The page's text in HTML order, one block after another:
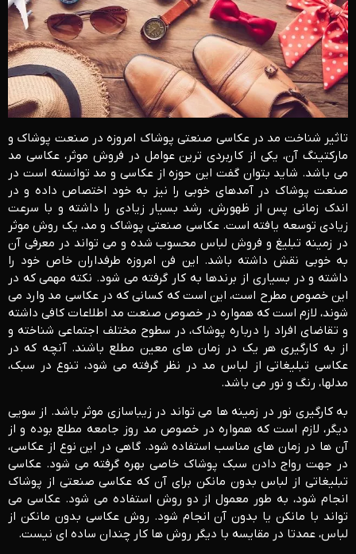
تاثیر شناخت مد در عکاسی صنعتی پوشاک امروزه در صنعت پوشاک و
مارکتینگ آن، یکی از کاربردی ترین عوامل در فروش موثر، عکاسی مد
می باشد. شاید بتوان گفت این حوزه از عکاسی و مد توانسته است در
صنعت پوشاک در آمدهای خوبی را نیز به خود اختصاص داده و در
اندک زمانی پس از ظهورش، رشد بسیار زیادی را داشته و با سرعت
زیادی توسعه یافته است. عکاسی صنعتی پوشاک و مد، یک روش موثر
در زمینه تبلیغ و فروش لباس محسوب شده و می تواند در معرفی آن
به خوبی نقش داشته باشد. این فن امروزه طرفداران خاص خود را
داشته و در بسیاری از برندها به کار گرفته می شود. نکته مهمی که در
این خصوص مطرح است، این است که کسانی که در عکاسی مد وارد می
شوند، لازم است که همواره در خصوص صنعت مد اطلاعات کافی داشته
و تقاضای افراد را درباره پوشاک، در سطوح مختلف اجتماعی شناخته و
از به کارگیری هر یک در زمان های معین مطلع باشند. آنچه که در
عکاسی تبلیغاتی از لباس مد در نظر گرفته می شود، تنوع در سبک،
مدلها، رنگ و نور می باشد.
به کارگیری نور در زمینه ها می تواند در زیباسازی موثر باشد. از سویی
دیگر، لازم است که همواره در خصوص مد روز جامعه مطلع بوده و از
آن ها در زمان های مناسب استفاده شود. گاهی در این نوع از عکاسی،
در جهت رواج دادن سبک پوشاک خاصی بهره گرفته می شود. عکاسی
تبلیغاتی از لباس بدون مانکن برای آن که عکاسی صنعتی از پوشاک
انجام شود، به طور معمول از دو روش استفاده می شود. عکاسی می
تواند با مانکن یا بدون آن انجام شود. روش عکاسی بدون مانکن از
لباس، عمدتا در مقایسه با دیگر روش ها کار چندان ساده ای نیست.